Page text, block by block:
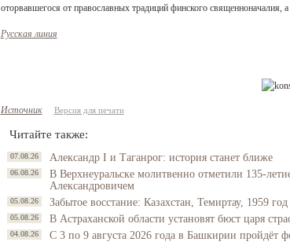
оторвавшегося от православных традиций финского священноначалия,
Русская линия
Источник Версия для печати
Читайте также:
07.08.26 Александр I и Таганрог: история станет ближе
06.08.26
В Верхнеуральске молитвенно отметили 135-
Александровичем
05.08.26 Забытое восстание: Казахстан, Темиртау, 1959 год
05.08.26 В Астраханской области установят бюст царя
04.08.26 С 3 по 9 августа 2026 года в Башкирии пройдёт